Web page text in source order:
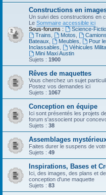
Constructions en
Un suivi des constructions en
Le Sommaire accessible ici
Sous-forums :
Science-
Trains
Motos Camions
Bateaux
Meubles Pour
Inclassables
Véhicules
Mini Maxi Austin
Sujets : 1900
Rêves de maquettes
Vous cherchez un sujet
Postez vos demandes ici
Sujets : 1067
Conception en équipe
Ici sont présentés les projets
forum s'associent pour
Sujets : 38
Assemblages
Faites durer le suspens de
Sujets : 49
Inspirations, Bases et
Ici, des images, des plans et
conception d'une maquette
Sujets : 83